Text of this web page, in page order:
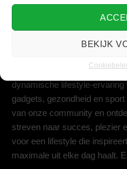
BEKIJK
Lifestyle platform
voor dagelijkse inspiratie.
dynamische lifestyle-
gadgets, gezondheid en
van onze community en
streven naar succes, plezier
voor een lifestyle die
maximale uit elke dag haalt.